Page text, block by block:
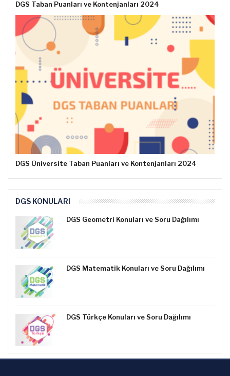
DGS Taban Puanları ve Kontenjanları 2024
DGS Üniversite Taban Puanları ve Kontenjanları 2024
DGS KONULARI
DGS Geometri Konuları ve Soru Dağılımı
DGS Matematik Konuları ve Soru Dağılımı
DGS Türkçe Konuları ve Soru Dağılımı